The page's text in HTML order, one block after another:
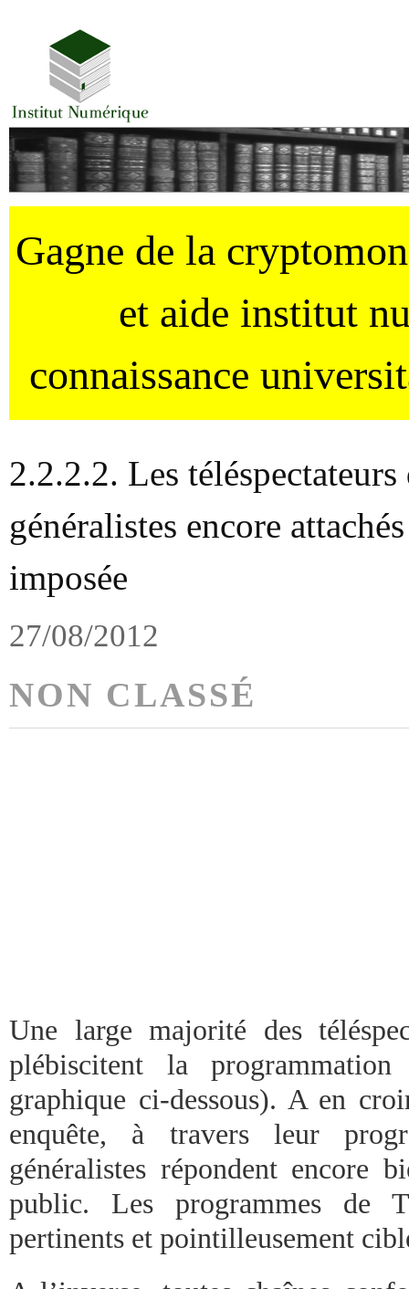
Gagne de la
et aide institut
connaissance
2.2.2.2. Les téléspectateurs
généralistes encore
imposée
27/08/2012
NON CLASSÉ
Une large majorité des
plébiscitent la
graphique ci-dessous). A en
enquête, à travers leur
généralistes répondent encore
public. Les programmes de
pertinents et pointilleusement